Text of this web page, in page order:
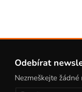
Odebírat
Nezmeškejte